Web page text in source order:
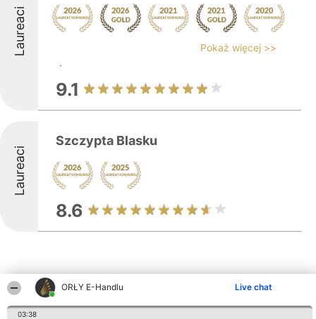
ORŁY E-Handlu Live chat
03:38
Laureaci
Pokaż więcej >>
.
9.1
Laureaci
Szczypta Blasku
8.6
Inne firmy z województwa